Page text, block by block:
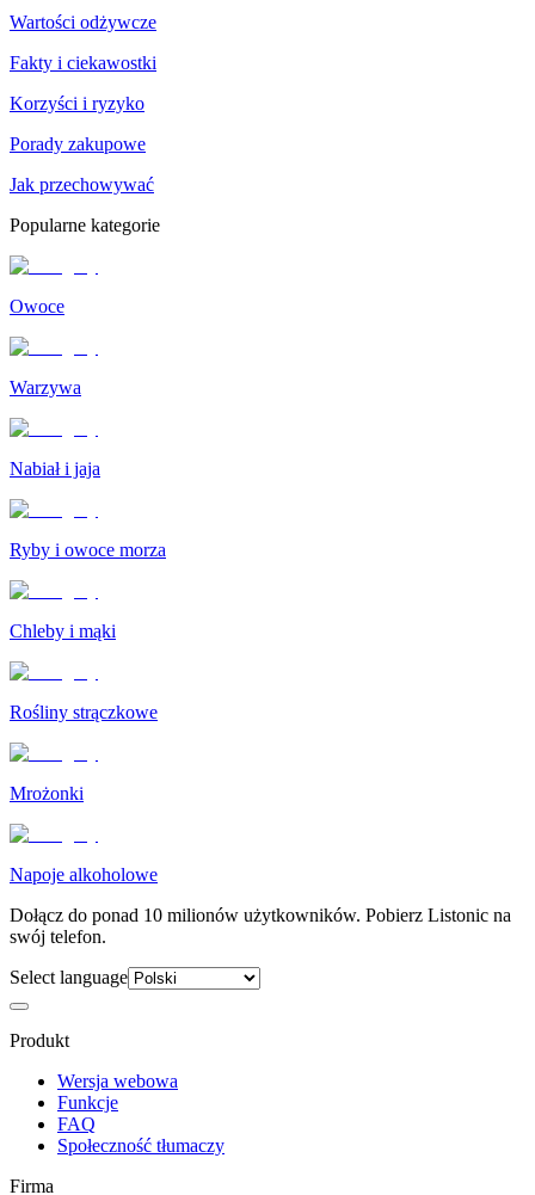
Wartości odżywcze
Fakty i ciekawostki
Korzyści i ryzyko
Porady zakupowe
Jak przechowywać
Popularne kategorie
Owoce
Warzywa
Nabiał i jaja
Ryby i owoce morza
Chleby i mąki
Rośliny strączkowe
Mrożonki
Napoje alkoholowe
Dołącz do ponad 10 milionów użytkowników. Pobierz Listonic na
swój telefon.
Select language
Produkt
Wersja webowa
Funkcje
FAQ
Społeczność tłumaczy
Firma